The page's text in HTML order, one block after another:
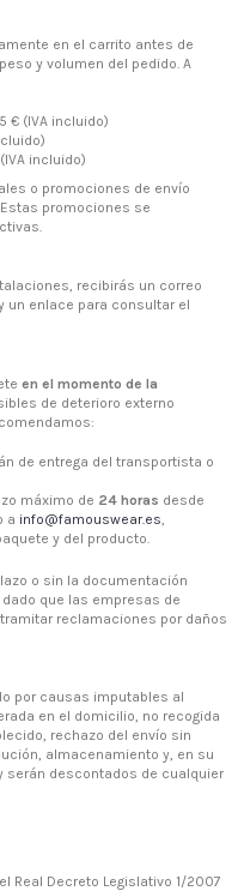
en el carrito antes de
y volumen del pedido. A
€ (IVA incluido)
incluido)
o promociones de envío
promociones se
recibirás un correo
un enlace para consultar el
en el momento de la
de deterioro externo
de entrega del transportista o
máximo de 24 horas desde
a info@famouswear.es
y del producto.
o sin la documentación
que las empresas de
reclamaciones por daños
por causas imputables al
en el domicilio, no recogida
rechazo del envío sin
almacenamiento y, en su
serán descontados de cualquier
Real Decreto Legislativo 1/2007